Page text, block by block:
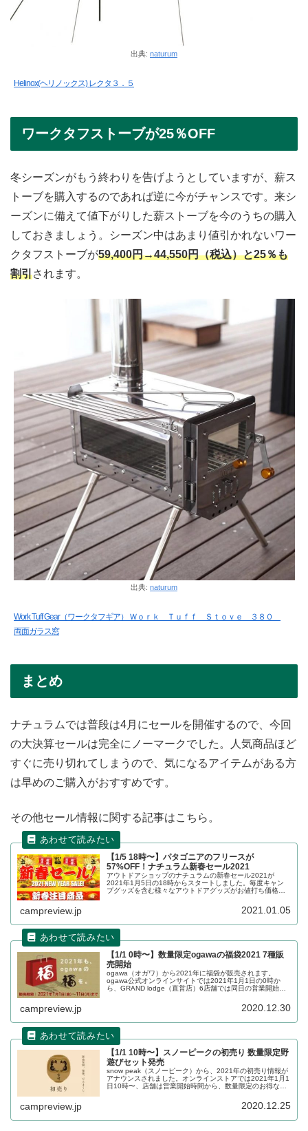
出典: naturum
Helinox(ヘリノックス) レクタ３．５
ワークタフストーブが25％OFF
冬シーズンがもう終わりを告げようとしていますが、薪ス
トーブを購入するのであれば逆に今がチャンスです。来シ
ーズンに備えて値下がりした薪ストーブを今のうちの購入
しておきましょう。シーズン中はあまり値引かれないワー
クタフストーブが59,400円→44,550円（税込）と25％も
割引されます。
出典: naturum
Work Tuff Gear（ワークタフギア） Ｗｏｒｋ Ｔｕｆｆ Ｓｔｏｖｅ ３８０
両面ガラス窓
まとめ
ナチュラムでは普段は4月にセールを開催するので、今回
の大決算セールは完全にノーマークでした。人気商品ほど
すぐに売り切れてしまうので、気になるアイテムがある方
は早めのご購入がおすすめです。
その他セール情報に関する記事はこちら。
【1/5 18時〜】パタゴニアのフリースが
57%OFF！ナチュラム新春セール2021
アウトドアショップのナチュラムの新春セール2021が
2021年1月5日の18時からスタートしました。毎度キャン
プグッズを含む様々なアウトドアグッズがお値打ち価格で
campreview.jp 2021.01.05
【1/1 0時〜】数量限定ogawaの福袋2021 7種販
売開始
ogawa（オガワ）から2021年に福袋が販売されます。
ogawa公式オンラインサイトでは2021年1月1日の0時か
ら、GRAND lodge（直営店）6店舗では同日の営業開始時
campreview.jp 2020.12.30
【1/1 10時〜】スノーピークの初売り 数量限定野
遊びセット発売
snow peak（スノーピーク）から、2021年の初売り情報が
アナウンスされました。オンラインストアでは2021年1月1
日10時〜、店舗は営業開始時間から、数量限定のお得な野
campreview.jp 2020.12.25